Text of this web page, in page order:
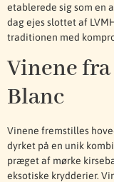
etablerede sig som en
dag ejes slottet af
traditionen med
Vinene
Blanc
Vinene fremstilles
dyrket på en unik
præget af mørke
eksotiske krydderier.